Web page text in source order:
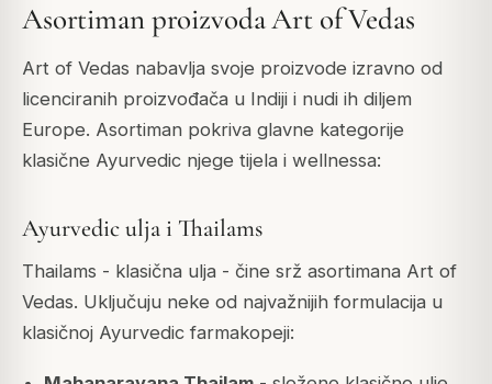
Asortiman proizvoda Art of Vedas
Art of Vedas nabavlja svoje proizvode izravno od
licenciranih proizvođača u Indiji i nudi ih diljem
Europe. Asortiman pokriva glavne kategorije
klasične Ayurvedic njege tijela i wellnessa:
Ayurvedic ulja i Thailams
Thailams - klasična ulja - čine srž asortimana Art of
Vedas. Uključuju neke od najvažnijih formulacija u
klasičnoj Ayurvedic farmakopeji: